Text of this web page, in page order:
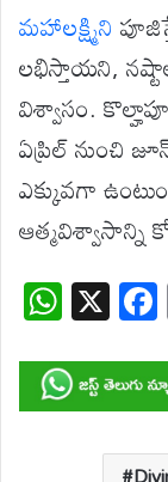
మహాలక్ష్మిని
లభిస్తాయని,
విశ్వాసం.
ఏప్రిల్ నుంచి
ఎక్కువగా
ఆత్మవిశ్వాసాన్ని
W
h
at
s
X